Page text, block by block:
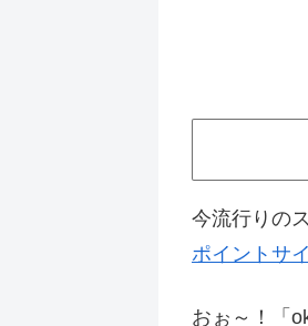
今流行りの
ポイントサ
おぉ～！「